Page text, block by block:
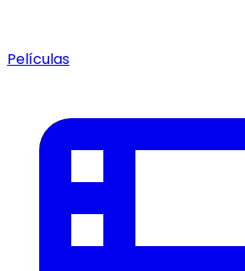
Películas